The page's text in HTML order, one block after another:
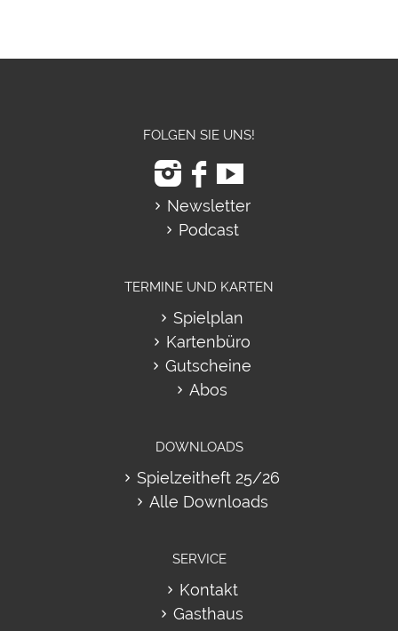
FOLGEN SIE UNS!
Newsletter
Podcast
TERMINE UND KARTEN
Spielplan
Kartenbüro
Gutscheine
Abos
DOWNLOADS
Spielzeitheft 25/26
Alle Downloads
SERVICE
Kontakt
Gasthaus